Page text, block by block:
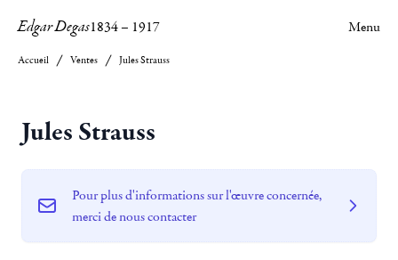
Edgar Degas1834– 1917 Menu
Accueil Ventes Jules Strauss
Jules Strauss
Pour plus d'informations sur l'œuvre concernée,
merci de nous contacter